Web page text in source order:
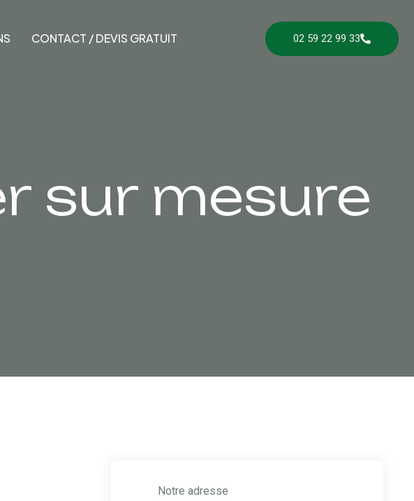
CONTACT / DEVIS GRATUIT 02 59 22 99 33
sur mesure
Notre adresse